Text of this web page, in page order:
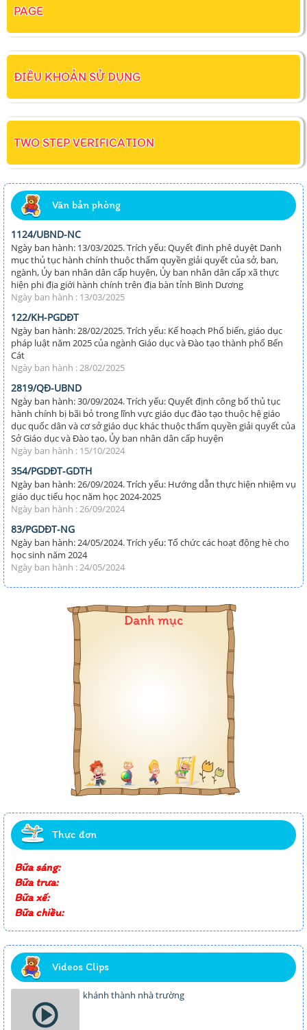
PAGE
ĐIỀU KHOẢN SỬ DỤNG
TWO STEP VERIFICATION
Văn bản phòng
1124/UBND-NC
Ngày ban hành: 13/03/2025. Trích yếu: Quyết đinh phê duyệt Danh
mục thủ tục hành chính thuộc thẩm quyền giải quyết của sở, ban,
ngành, Ủy ban nhân dân cấp huyện, Ủy ban nhân dân cấp xã thực
hiện phi địa giới hành chính trên địa bàn tỉnh Bình Dương
Ngày ban hành : 13/03/2025
122/KH-PGDĐT
Ngày ban hành: 28/02/2025. Trích yếu: Kế hoạch Phổ biến, giáo dục
pháp luật năm 2025 của ngành Giáo dục và Đào tạo thành phố Bến
Cát
Ngày ban hành : 28/02/2025
2819/QĐ-UBND
Ngày ban hành: 30/09/2024. Trích yếu: Quyết định công bố thủ tục
hành chính bị bãi bỏ trong lĩnh vực giáo dục đào tạo thuộc hệ giáo
dục quốc dân và cơ sở giáo dục khác thuộc thẩm quyền giải quyết của
Sở Giáo dục và Đào tạo, Ủy ban nhân dân cấp huyện
Ngày ban hành : 15/10/2024
354/PGDĐT-GDTH
Ngày ban hành: 26/09/2024. Trích yếu: Hướng dẫn thực hiện nhiệm vụ
giáo dục tiểu học năm học 2024-2025
Ngày ban hành : 26/09/2024
83/PGDĐT-NG
Ngày ban hành: 24/05/2024. Trích yếu: Tổ chức các hoạt động hè cho
học sinh năm 2024
Ngày ban hành : 24/05/2024
Danh mục
Thực đơn
Bữa sáng:
Bữa trưa:
Bữa xế:
Bữa chiều:
Videos Clips
khánh thành nhà trường